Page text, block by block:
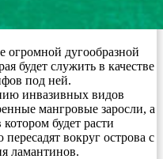
огромной дугообразной
будет служить в качестве
под ней.
инвазивных видов
мангровые заросли, а
будет расти
вокруг острова с
ламантинов.